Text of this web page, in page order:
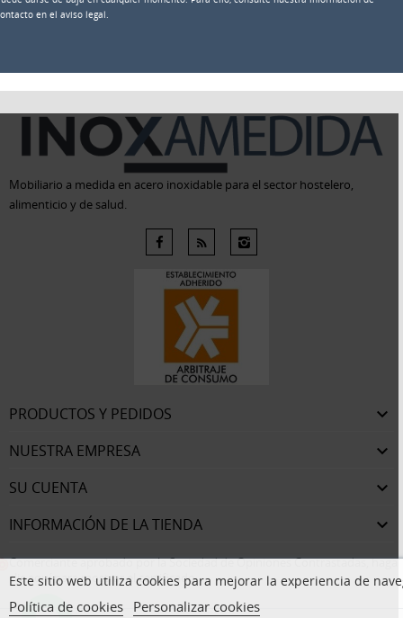
en el aviso legal.
Mobiliario a medida en acero inoxidable para el sector hostelero,
alimenticio y de salud.
Este sitio web utiliza cookies para mejorar la experiencia de
Política de cookies Personalizar cookies
PRODUCTOS Y PEDIDOS 
NUESTRA EMPRESA 
SU CUENTA 
INFORMACIÓN DE LA TIENDA 
Comerciante aprobado por la Sociedad de Opiniones Contrastadas,haga
clic aquí para mostrar el certificado.